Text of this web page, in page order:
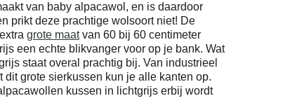
van baby alpacawol, en is daardoor
prikt deze prachtige wolsoort niet! De
grote maatvan 60 bij 60 centimeter
een echte blikvanger voor op je bank. Wat
staat overal prachtig bij. Van industrieel
grote sierkussen kun je alle kanten op.
kussen in lichtgrijs erbij wordt